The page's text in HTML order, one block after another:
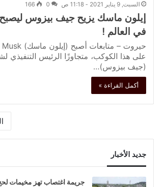
السبت, 9 يناير 2021 - 11:18 ص 0
166
إيلون ماسك يزيح جيف بيزوس
في العالم !
على هذا الكوكب، متجاوزًا الرئيس التنفيذي
(جيف بيزوس)…
أكمل القراءة »
جديد الأخبار
جريمة اغتصاب تهز مخيمات